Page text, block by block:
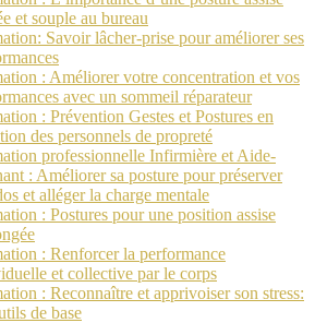
et souple au bureau
Savoir lâcher-prise pour améliorer ses
: Améliorer votre concentration et vos
avec un sommeil réparateur
: Prévention Gestes et Postures en
des personnels de propreté
professionnelle Infirmière et Aide-
: Améliorer sa posture pour préserver
et alléger la charge mentale
: Postures pour une position assise
: Renforcer la performance
et collective par le corps
: Reconnaître et apprivoiser son stress:
de base